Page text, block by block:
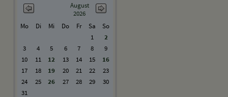
August
2026
Mo
Di Mi Do Fr Sa
So
1
2
3
4 5 6 7 8
9
10
11 12 13 14 15
16
17
18 19 20 21 22
23
24
25 26 27 28 29
30
31